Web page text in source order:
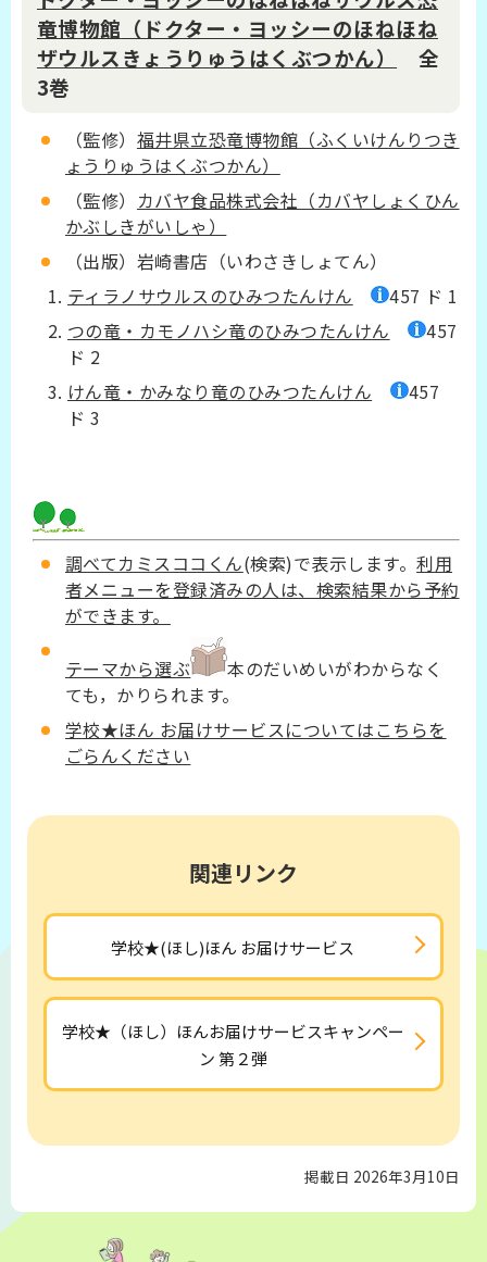
竜博物館 （ドクター・ヨッシーのほねほね
ザウルスきょうりゅうはくぶつかん）
全
3巻
（監修） 福井県立恐竜博物館（ふくいけんりつき
ょうりゅうはくぶつかん）
（監修） カバヤ食品株式会社（カバヤしょくひん
かぶしきがいしゃ）
（出版）岩崎書店（いわさきしょてん）
ティラノサウルスのひみつたんけん
457 ド 1
つの竜・カモノハシ竜のひみつたんけん
457
ド 2
けん竜・かみなり竜のひみつたんけん
457
ド 3
調べてカミスココくん(検索)で表示します。利用
者メニューを登録済みの人は、検索結果から予約
ができます。
テーマから選ぶ
本のだいめいがわからなく
ても，かりられます。
学校★ほん お届けサービスについてはこちらを
ごらんください
関連リンク
学校★(ほし)ほん お届けサービス
学校★（ほし）ほんお届けサービスキャンペー
ン 第２弾
掲載日 2026年3月10日